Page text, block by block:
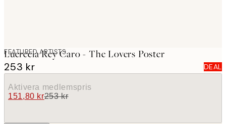
FEATURED ARTISTS
Lucrecia Rey Caro - The Lovers Poster
253 kr DEAL
Aktivera medlemspris
151,80 kr253 kr